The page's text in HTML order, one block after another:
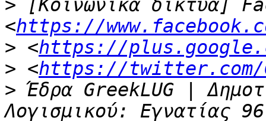
> [Κοινωνικά δίκτυα]
<https://
> <https://
> <https://twitter.com/
> Έδρα GreekLUG |